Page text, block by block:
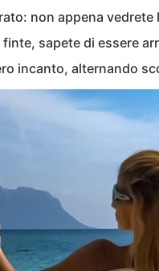
non appena
sapete di essere
incanto, alternando